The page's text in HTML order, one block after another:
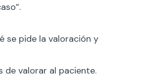
se pide la valoración y
de valorar al paciente.